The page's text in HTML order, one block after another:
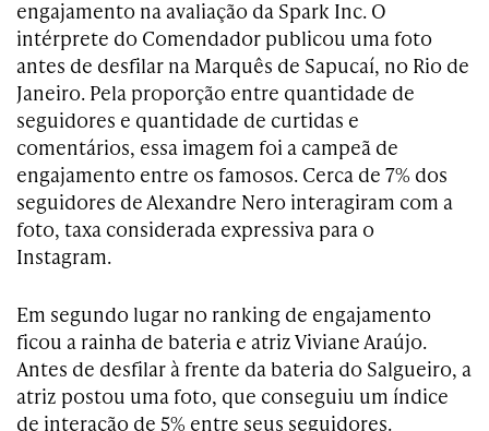
engajamento na avaliação da Spark Inc. O
intérprete do Comendador publicou uma foto
antes de desfilar na Marquês de Sapucaí, no Rio de
Janeiro. Pela proporção entre quantidade de
seguidores e quantidade de curtidas e
comentários, essa imagem foi a campeã de
engajamento entre os famosos. Cerca de 7% dos
seguidores de Alexandre Nero interagiram com a
foto, taxa considerada expressiva para o
Instagram.
Em segundo lugar no ranking de engajamento
ficou a rainha de bateria e atriz Viviane Araújo.
Antes de desfilar à frente da bateria do Salgueiro, a
atriz postou uma foto, que conseguiu um índice
de interação de 5% entre seus seguidores.